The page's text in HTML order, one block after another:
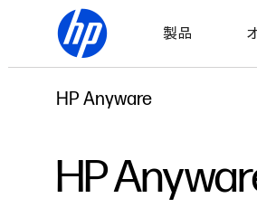
製品
HP Anyware
HP